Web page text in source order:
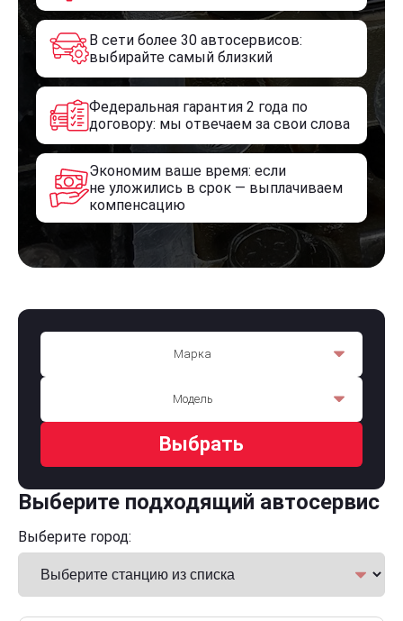
В сети более 30 автосервисов:
выбирайте самый близкий
Федеральная гарантия 2 года по
договору: мы отвечаем за свои слова
Экономим ваше время: если
не уложились в срок — выплачиваем
компенсацию
Марка
Модель
Выбрать
Выберите подходящий автосервис
Выберите город: